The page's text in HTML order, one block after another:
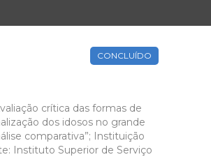
CONCLUÍDO
crítica das formas de
dos idosos no grande
comparativa”; Instituição
Instituto Superior de Serviço